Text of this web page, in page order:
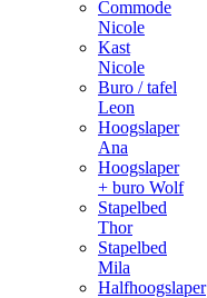
Commode
Nicole
Kast
Nicole
Buro / tafel
Leon
Hoogslaper
Ana
Hoogslaper
+ buro Wolf
Stapelbed
Thor
Stapelbed
Mila
Halfhoogslaper